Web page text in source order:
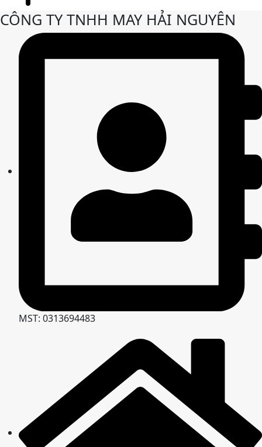
CÔNG TY TNHH MAY HẢI NGUYÊN
MST: 0313694483